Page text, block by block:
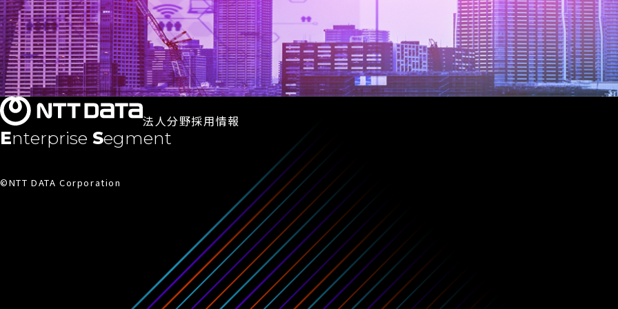
法人分野採用情報
Enterprise Segment
©NTT DATA Corporation